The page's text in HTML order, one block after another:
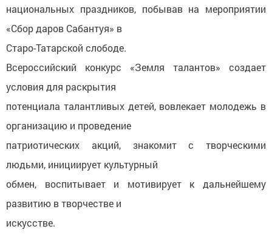
национальных праздников, побывав на мероприятии
«Сбор даров Сабантуя» в
Старо-Татарской слободе.
Всероссийский конкурс «Земля талантов» создает
условия для раскрытия
потенциала талантливых детей, вовлекает молодежь в
организацию и проведение
патриотических акций, знакомит с творческими
людьми, инициирует культурный
обмен, воспитывает и мотивирует к дальнейшему
развитию в творчестве и
искусстве.